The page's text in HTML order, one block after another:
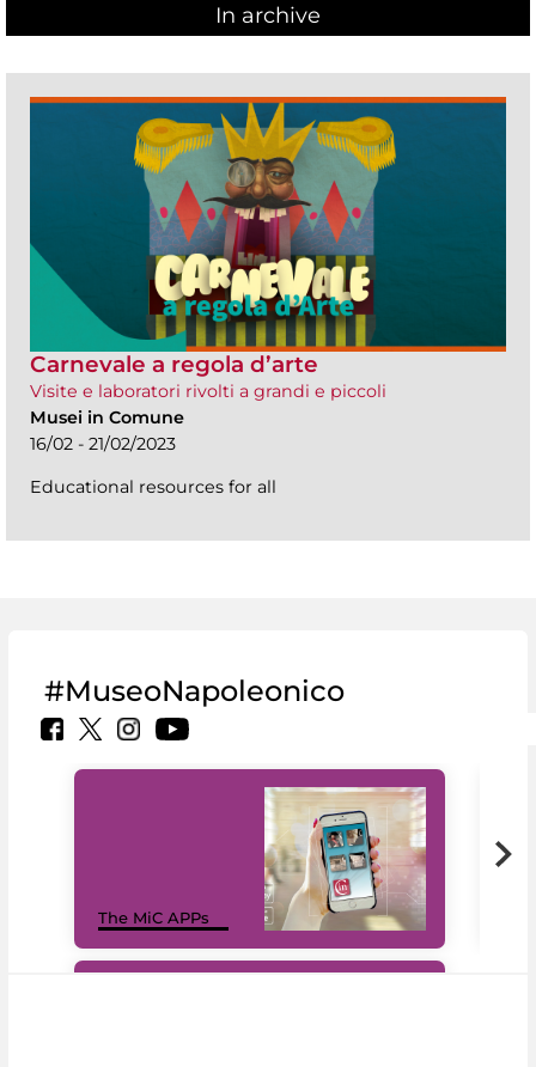
In archive
Carnevale a regola d’arte
Visite e laboratori rivolti a grandi e piccoli
Musei in Comune
16/02 - 21/02/2023
Educational resources for all
#MuseoNapoleonico
The MiC APPs